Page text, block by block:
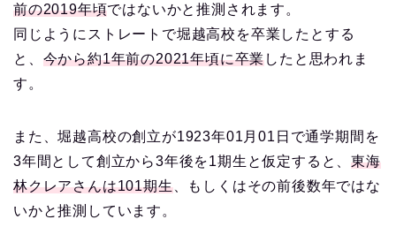
前の2019年頃ではないかと推測されます。
同じようにストレートで堀越高校を卒業したとする
と、 今から約1年前の2021年頃に卒業したと思われま
す。
また、堀越高校の創立が1923年01月01日で通学期間を
3年間として創立から3年後を1期生と仮定すると、東海
林クレアさんは101期生、もしくはその前後数年ではな
いかと推測しています。